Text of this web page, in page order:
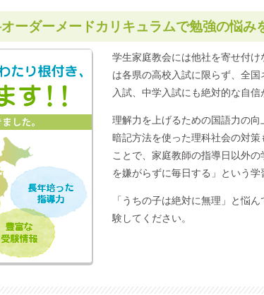
ーダーメードカリキュラムで勉強の悩み
学生家庭教会には他社を寄せ付
は各県の高校入試に限らず、全
入試、中学入試にも絶対的な自信
理解力を上げるための国語力の
暗記方法を使った理科社会の対
ことで、家庭教師の指導日以外
を嫌がらずに毎日する」という学
「うちの子は絶対に無理」と悩
験してください。